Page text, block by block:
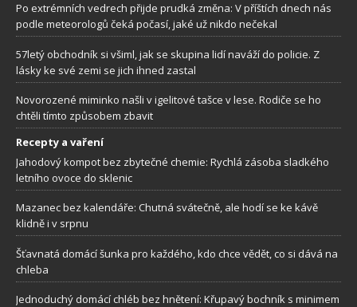
Po extrémních vedrech přijde prudká změna: V příštích dnech nás
podle meteorologů čeká počasí, jaké už nikdo nečekal
57letý obchodník si všiml, jak se skupina lidí naváží do policie. Z
lásky ke své zemi se jich ihned zastal
Novorozené miminko našli v igelitové tašce v lese. Rodiče se ho
chtěli tímto způsobem zbavit
Recepty a vaření
Jahodový kompot bez zbytečné chemie: Rychlá zásoba sladkého
letního ovoce do sklenic
Mazanec bez kalendáře: Chutná svátečně, ale hodí se ke kávě
klidně i v srpnu
Šťavnatá domácí šunka pro každého, kdo chce vědět, co si dává na
chleba
Jednoduchý domácí chléb bez hnětení: Křupavý bochník s minimem